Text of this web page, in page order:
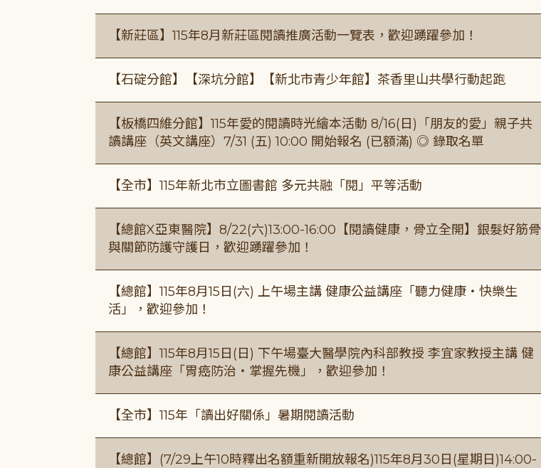
【新莊區】115年8月新莊區閱讀推廣活動一覽表，歡迎踴躍參加！
【石碇分館】【深坑分館】【新北市青少年館】茶香里山共學行動起跑
【板橋四維分館】115年愛的閱讀時光繪本活動 8/16(日)「朋友的愛」親子共
讀講座（英文講座）7/31 (五) 10:00 開始報名 (已額滿) ◎ 錄取名單
【全市】115年新北市立圖書館 多元共融「閱」平等活動
【總館X亞東醫院】8/22(六)13:00-16:00【閱讀健康，骨立全開】銀髮好筋骨
與關節防護守護日，歡迎踴躍參加！
【總館】115年8月15日(六) 上午場主講 健康公益講座「聽力健康・快樂生
活」，歡迎參加！
【總館】115年8月15日(日) 下午場臺大醫學院內科部教授 李宜家教授主講 健
康公益講座「胃癌防治・掌握先機」，歡迎參加！
【全市】115年「讀出好關係」暑期閱讀活動
【總館】(7/29上午10時釋出名額重新開放報名)115年8月30日(星期日)14:00-